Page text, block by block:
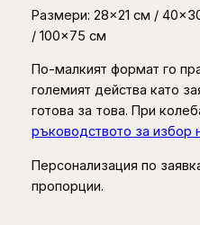
н
т
а
с
т
е
Размери: 28×21 см /
/ 100×75 см
По-малкият формат го
големият действа като
готова за това. При
ръководството за избор
Персонализация по
пропорции.